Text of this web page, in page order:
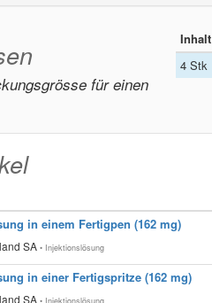
für einen
Inhalt
4 Stk
in einem Fertigpen (162 mg)
SA • Injektionslösung
in einer Fertigspritze (162 mg)
SA